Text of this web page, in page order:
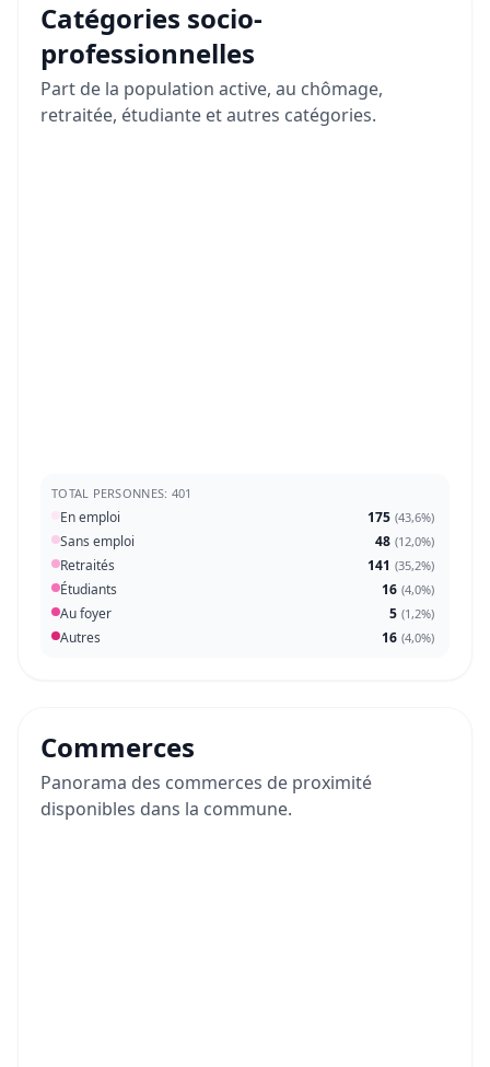
Catégories socio-
professionnelles
Part de la population active, au chômage,
retraitée, étudiante et autres catégories.
TOTAL PERSONNES: 401
En emploi 175 (43,6%)
Sans emploi 48 (12,0%)
Retraités 141 (35,2%)
Étudiants 16 (4,0%)
Au foyer 5 (1,2%)
Autres 16 (4,0%)
Commerces
Panorama des commerces de proximité
disponibles dans la commune.